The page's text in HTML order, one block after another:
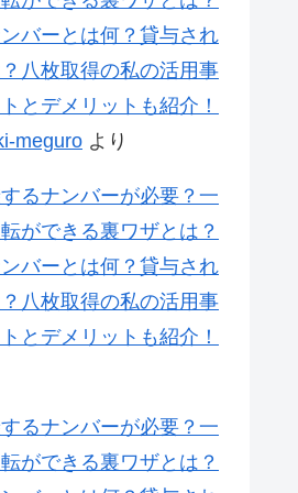
バーとは何？貸与され
八枚取得の私の活用事
とデメリットも紹介！
meguro より
るナンバーが必要？一
ができる裏ワザとは？
バーとは何？貸与され
八枚取得の私の活用事
とデメリットも紹介！
るナンバーが必要？一
ができる裏ワザとは？